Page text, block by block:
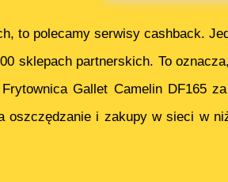
to polecamy serwisy cashback.
sklepach partnerskich. To
Frytownica Gallet Camelin DF165za
oszczędzanie i zakupy w sieci w